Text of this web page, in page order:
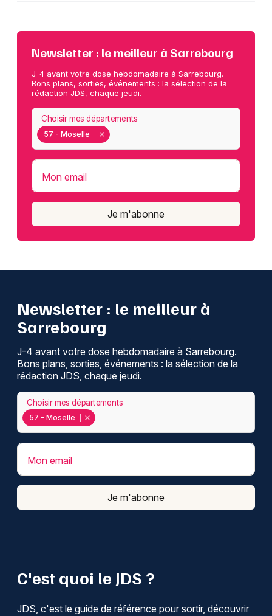
Newsletter : le meilleur à Sarrebourg
J-4 avant votre dose hebdomadaire à Sarrebourg.
Bons plans, sorties, événements : la sélection de la
rédaction JDS, chaque jeudi.
57 - Moselle
Choisir mes départements
Mon email
Je m'abonne
C'est quoi le JDS ?
JDS, c'est le guide de référence pour sortir, découvrir
Newsletter : le meilleur à
Sarrebourg
J-4 avant votre dose hebdomadaire à Sarrebourg.
Bons plans, sorties, événements : la sélection de la
rédaction JDS, chaque jeudi.
57 - Moselle
Choisir mes départements
Mon email
Je m'abonne